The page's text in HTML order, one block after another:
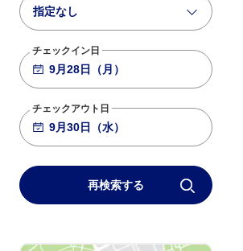
大阪伊丹 羽田
指定なし
チェックイン日
チェックアウト日
再検索する